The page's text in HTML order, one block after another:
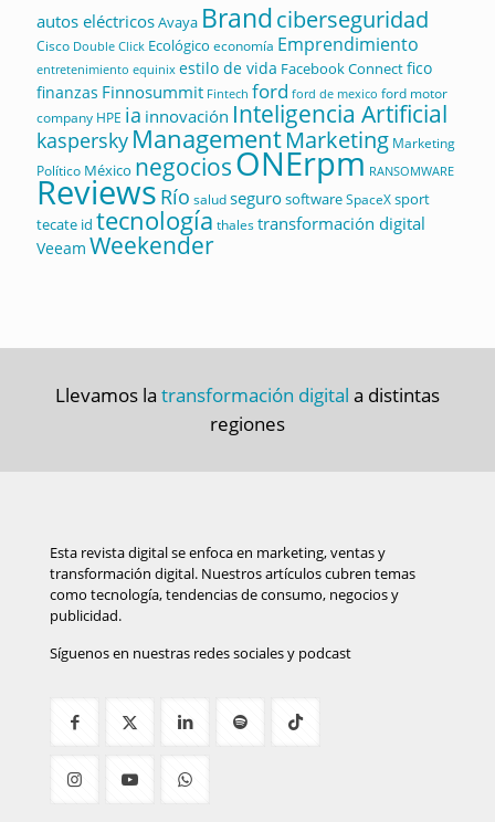
autos eléctricosAvaya Brandciberseguridad
Cisco Double Click Ecológico economía Emprendimiento
entretenimiento equinix estilo de vida Facebook Connectfico
finanzas Finnosummit Fintech ford ford de mexico ford motor
company HPE ia innovación Inteligencia Artificial
kaspersky ManagementMarketing Marketing
Político México negociosONErpm RANSOMWARE
Reviews Río saludsegurosoftwareSpaceXsport
tecate id tecnología thalestransformación digital
Veeam Weekender
Llevamos la transformación digital a distintas
regiones
Esta revista digital se enfoca en marketing, ventas y
transformación digital. Nuestros artículos cubren temas
como tecnología, tendencias de consumo, negocios y
publicidad.
Síguenos en nuestras redes sociales y podcast